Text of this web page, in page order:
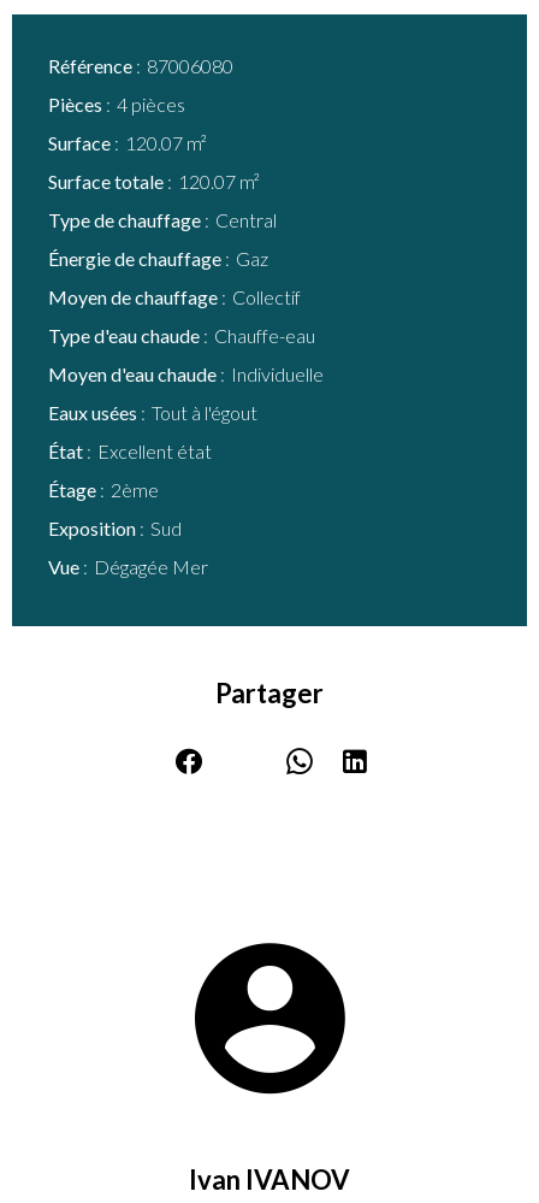
Référence
87006080
Pièces
4 pièces
Surface
120.07 m²
Surface totale
120.07 m²
Type de chauffage
Central
Énergie de chauffage
Gaz
Moyen de chauffage
Collectif
Type d'eau chaude
Chauffe-eau
Moyen d'eau chaude
Individuelle
Eaux usées
Tout à l'égout
État
Excellent état
Étage
2ème
Exposition
Sud
Vue
Dégagée Mer
Partager
Ivan IVANOV